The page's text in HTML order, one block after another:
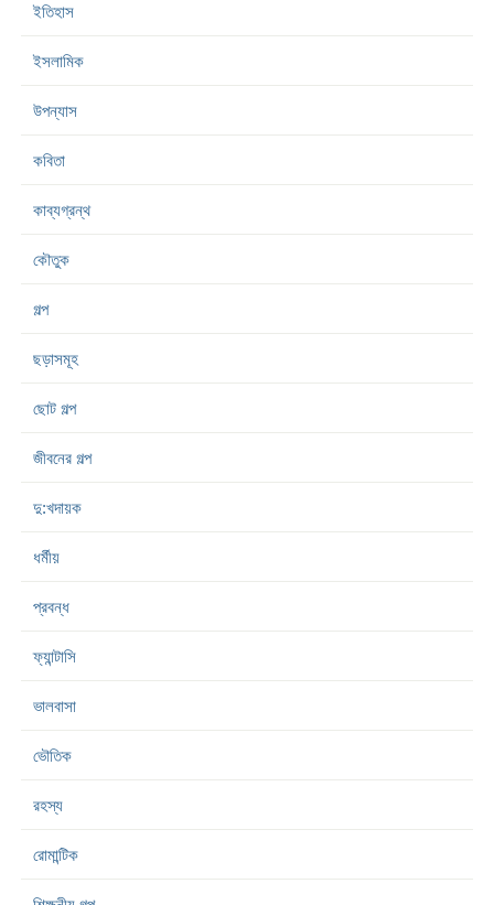
ইতিহাস
ইসলামিক
উপন্যাস
কবিতা
কাব্যগ্রন্থ
কৌতুক
গল্প
ছড়াসমূহ
ছোট গল্প
জীবনের গল্প
দু:খদায়ক
ধর্মীয়
প্রবন্ধ
ফ্যান্টাসি
ভালবাসা
ভৌতিক
রহস্য
রোমান্টিক